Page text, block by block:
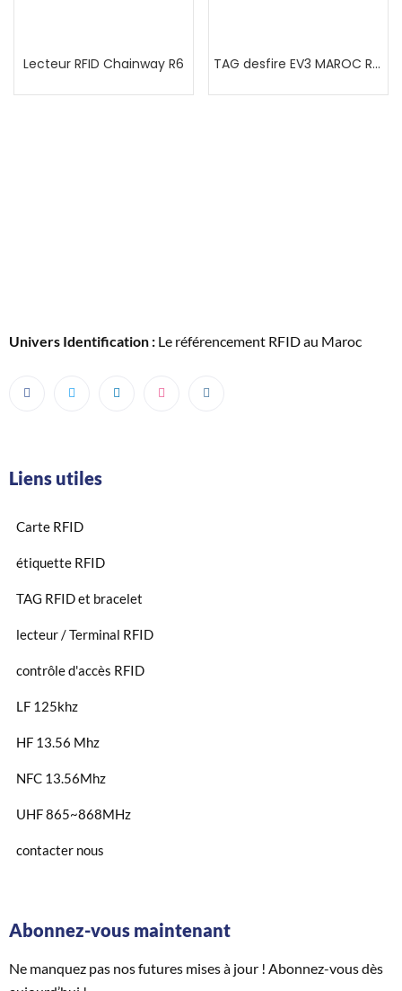
Lecteur RFID Chainway R6 TAG desfire EV3 MAROC RFID EV3 PVC
Univers Identification : Le référencement RFID au Maroc
Liens utiles
Carte RFID
étiquette RFID
TAG RFID et bracelet
lecteur / Terminal RFID
contrôle d'accès RFID
LF 125khz
HF 13.56 Mhz
NFC 13.56Mhz
UHF 865~868MHz
contacter nous
Abonnez-vous maintenant
Ne manquez pas nos futures mises à jour ! Abonnez-vous dès